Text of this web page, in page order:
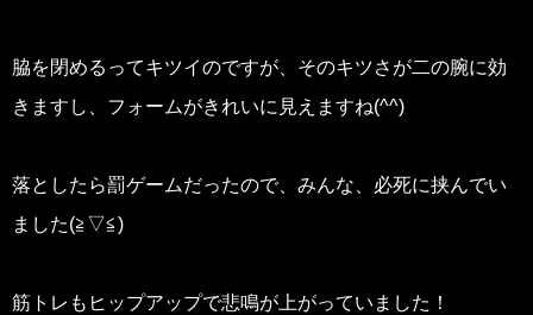
脇を閉めるってキツイのですが、そのキツさが二の腕に効
きますし、フォームがきれいに見えますね(⁠^⁠^⁠)
落としたら罰ゲームだったので、みんな、必死に挟んでい
ました(⁠≧⁠▽⁠≦⁠)
筋トレもヒップアップで悲鳴が上がっていました！